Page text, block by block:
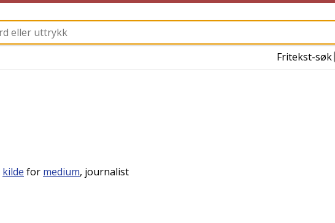
Fritekst-søk
kilde for medium, journalist